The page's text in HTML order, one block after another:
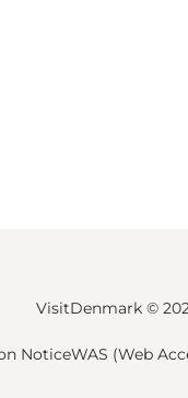
VisitDenmark ©
NoticeWAS (Web